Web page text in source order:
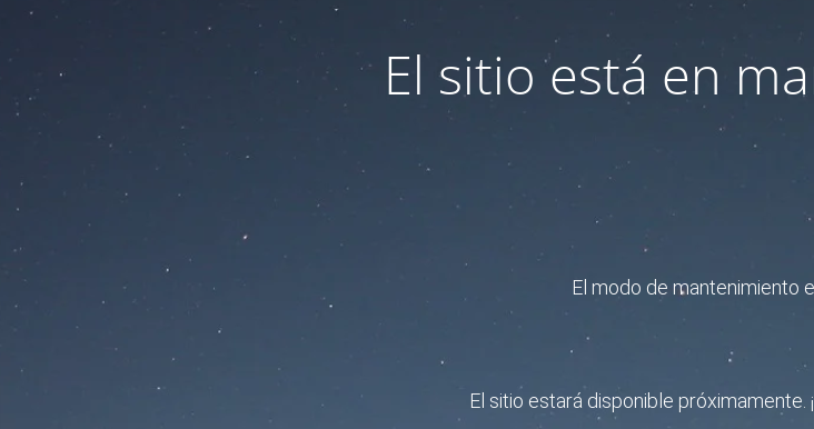
El sitio está en
El modo de mantenimiento
El sitio estará disponible próximamente.